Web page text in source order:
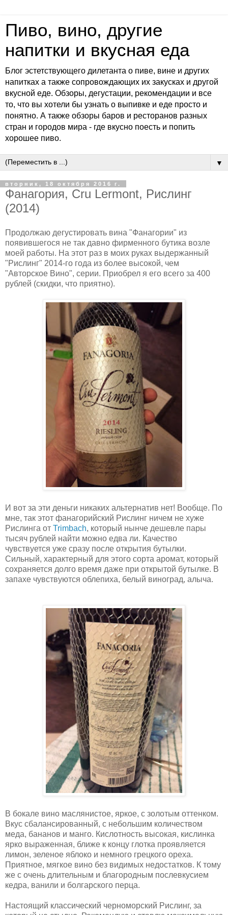
Пиво, вино, другие
напитки и вкусная еда
Блог эстетствующего дилетанта о пиве, вине и других
напитках а также сопровождающих их закусках и другой
вкусной еде. Обзоры, дегустации, рекомендации и все
то, что вы хотели бы узнать о выпивке и еде просто и
понятно. А также обзоры баров и ресторанов разных
стран и городов мира - где вкусно поесть и попить
хорошее пиво.
▼
вторник, 18 октября 2016 г.
Фанагория, Cru Lermont, Рислинг
(2014)
Продолжаю дегустировать вина "Фанагории" из
появившегося не так давно фирменного бутика возле
моей работы. На этот раз в моих руках выдержанный
"Рислинг" 2014-го года из более высокой, чем
"Авторское Вино", серии. Приобрел я его всего за 400
рублей (скидки, что приятно).
И вот за эти деньги никаких альтернатив нет! Вообще. По
мне, так этот фанагорийский Рислинг ничем не хуже
Рислинга от Trimbach, который нынче дешевле пары
тысяч рублей найти можно едва ли. Качество
чувствуется уже сразу после открытия бутылки.
Сильный, характерный для этого сорта аромат, который
сохраняется долго время даже при открытой бутылке. В
запахе чувствуются облепиха, белый виноград, алыча.
В бокале вино маслянистое, яркое, с золотым оттенком.
Вкус сбалансированный, с небольшим количеством
меда, бананов и манго. Кислотность высокая, кислинка
ярко выраженная, ближе к концу глотка проявляется
лимон, зеленое яблоко и немного грецкого ореха.
Приятное, мягкое вино без видимых недостатков. К тому
же с очень длительным и благородным послевкусием
кедра, ванили и болгарского перца.
Настоящий классический черноморский Рислинг, за